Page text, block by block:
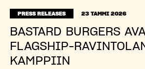
PRESS RELEASES 23 TAMMI 2026
BASTARD BURGERS
FLAGSHIP-
KAMPPIIN